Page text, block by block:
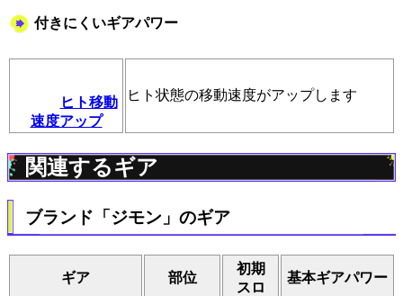
付きにくいギアパワー
ヒト移動
速度アップ
ヒト状態の移動速度がアップします
関連するギア
ブランド「ジモン」のギア
ギア 部位
初期
スロ
基本ギアパワー